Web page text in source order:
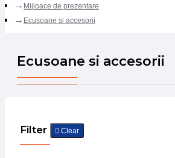
Mijloace de prezentare
Ecusoane si accesorii
Ecusoane si accesorii
Filter Clear